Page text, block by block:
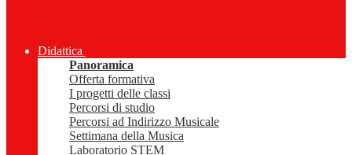
Didattica
Panoramica
Offerta formativa
I progetti delle classi
Percorsi di studio
Percorsi ad Indirizzo Musicale
Settimana della Musica
Laboratorio STEM